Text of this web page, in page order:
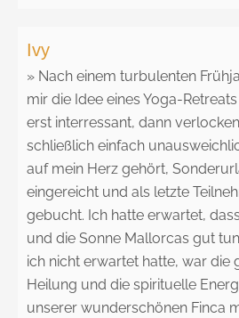
Ivy
» Nach einem turbulenten
mir die Idee eines Yoga-
erst interressant, dann
schließlich einfach
auf mein Herz gehört,
eingereicht und als letzte
gebucht. Ich hatte erwartet,
und die Sonne Mallorcas gut
ich nicht erwartet hatte, war die
Heilung und die spirituelle
unserer wunderschönen Finca